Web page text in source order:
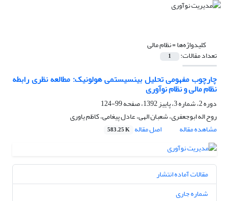
کلیدواژه‌ها =نظام مالی
تعداد مقالات: 1
چارچوب مفهومی تحلیل بینسیستمی هولونیک: مطالعه نظری رابطه
نظام مالی و نظام نوآوری
دوره 2، شماره 3، پاییز 1392، صفحه
99-124
روح اله ابوجعفری، شعبان الهی، عادل پیغامی، کاظم یاوری
مشاهده مقاله
اصل مقاله 583.25 K
مقالات آماده انتشار
شماره جاری